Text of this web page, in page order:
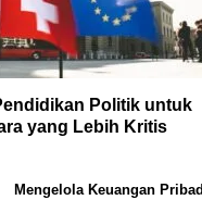
Politik untuk
yang Lebih Kritis
Mengelola Keuangan